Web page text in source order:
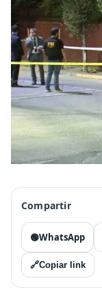
Compartir
🟢WhatsApp
🔗Copiar link